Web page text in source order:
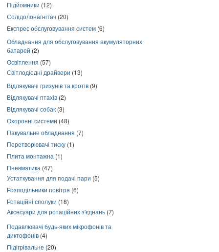
Підйомники (12)
Солідолонагнітач (20)
Експрес обслуговування систем (6)
Обладнання для обслуговування акумуляторних
батарей (2)
Освітлення (57)
Світлодіодні драйвери (13)
Відлякувачі гризунів та кротів (9)
Відлякувачі птахів (2)
Відлякувачі собак (3)
Охоронні системи (48)
Пакувальне обладнання (7)
Перетворювачі тиску (1)
Плита монтажна (1)
Пневматика (47)
Устаткування для подачі пари (5)
Розподільники повітря (6)
Ротаційні сполуки (18)
Аксесуари для ротаційних з'єднань (7)
Подавлювачі будь-яких мікрофонів та
диктофонів (4)
Підігрівальне (20)